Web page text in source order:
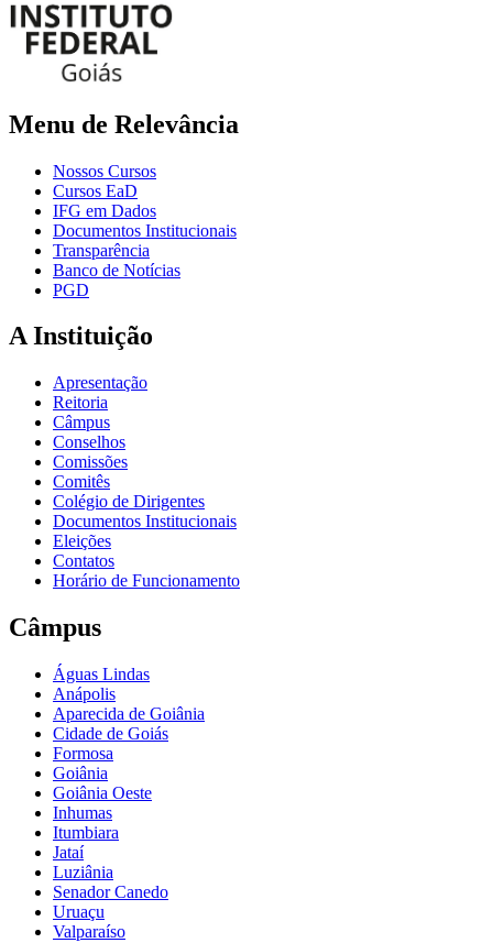
Menu de Relevância
Nossos Cursos
Cursos EaD
IFG em Dados
Documentos Institucionais
Transparência
Banco de Notícias
PGD
A Instituição
Apresentação
Reitoria
Câmpus
Conselhos
Comissões
Comitês
Colégio de Dirigentes
Documentos Institucionais
Eleições
Contatos
Horário de Funcionamento
Câmpus
Águas Lindas
Anápolis
Aparecida de Goiânia
Cidade de Goiás
Formosa
Goiânia
Goiânia Oeste
Inhumas
Itumbiara
Jataí
Luziânia
Senador Canedo
Uruaçu
Valparaíso